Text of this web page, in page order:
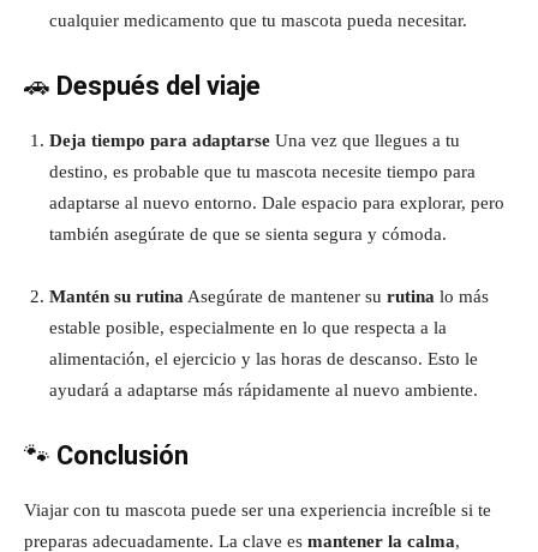
cualquier medicamento que tu mascota pueda necesitar.
🚗 Después del viaje
Deja tiempo para adaptarse Una vez que llegues a tu
destino, es probable que tu mascota necesite tiempo para
adaptarse al nuevo entorno. Dale espacio para explorar, pero
también asegúrate de que se sienta segura y cómoda.
Mantén su rutina Asegúrate de mantener su rutina lo más
estable posible, especialmente en lo que respecta a la
alimentación, el ejercicio y las horas de descanso. Esto le
ayudará a adaptarse más rápidamente al nuevo ambiente.
🐾 Conclusión
Viajar con tu mascota puede ser una experiencia increíble si te
preparas adecuadamente. La clave es mantener la calma,